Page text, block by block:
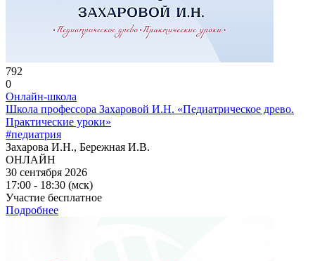
792
0
Онлайн-школа
Школа профессора Захаровой И.Н. «Педиатрическое древо.
Практические уроки»
#педиатрия
Захарова И.Н., Бережная И.В.
ОНЛАЙН
30 сентября 2026
17:00 - 18:30 (мск)
Участие бесплатное
Подробнее